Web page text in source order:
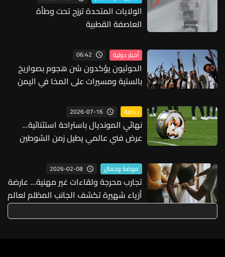
الولايات المتحدة ترزح تحت وطأة
العاصفة القطبية
أخبار دولية 06:42
الحوثيون يؤكدون شن هجوم بصواريخ
بالستية ومسيرات على المخا في اليمن
رياضة 2026-07-16
نهائي المونديال باستراحة استثنائية...
عرض فني عالمي يطيل زمن الشوطين
موضة وجمال 2026-02-08
تجارب محرجة ولقاءات غير مهنية... عارضة
أزياء شهيرة تكشف الجانب المظلم لعالم
الأزياء! (فيديو)